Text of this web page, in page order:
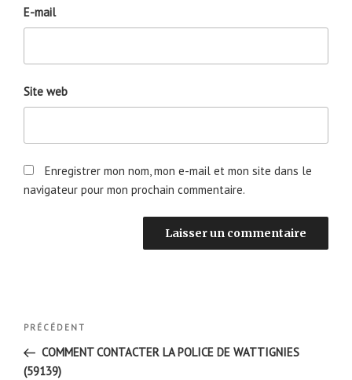
E-mail
Site web
Enregistrer mon nom, mon e-mail et mon site dans le
navigateur pour mon prochain commentaire.
Navigation
l’article
Article
précédent
PRÉCÉDENT
COMMENT CONTACTER LA POLICE DE WATTIGNIES
(59139)